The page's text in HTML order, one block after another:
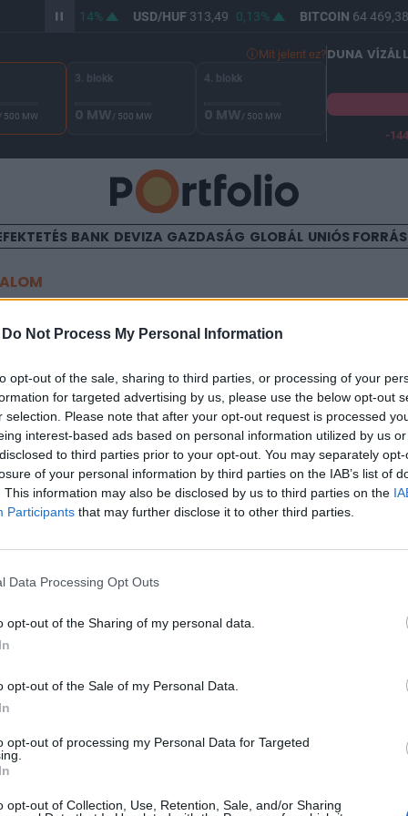
Do Not Process My Personal Information
opt-out of the sale, sharing to third parties, or processing of your
for targeted advertising by us, please use the below opt-out
selection. Please note that after your opt-out request is processed
interest-based ads based on personal information utilized by us
to third parties prior to your opt-out. You may separately
of your personal information by third parties on the IAB’s list of
This information may also be disclosed by us to third parties on the
Participants that may further disclose it to other third parties.
Data Processing Opt Outs
opt-out of the Sharing of my personal data.
opt-out of the Sale of my Personal Data.
opt-out of processing my Personal Data for Targeted
opt-out of Collection, Use, Retention, Sale, and/or Sharing
0,14% USD/HUF313,49 0,13% BITCOIN64 469,38
Mit jelent ez?
/ 500 MW
3. blokk
0 MW/ 500 MW
4. blokk
0 MW/ 500 MW
DUNA
-
BANK DEVIZA GAZDASÁG GLOBÁL UNIÓS
Németország
építése
legnagyobb tengeri szélerőmű-
meg az energynews. A tervek szerint 2028-ra
2026Már csak 5 napig Extra Early Bird
kezdte meg a telepítését az első erőműnek az Északi-
megawattos komplexum a tervek szerint 2028-ra készülhet...
portfolio.hu hírarchívumához tartozik, melynek olvasása
cikkarchívum